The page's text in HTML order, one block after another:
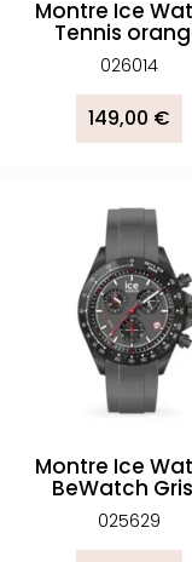
Montre Ice
Tennis
026014
149,00 €
Montre Ice
BeWatch
025629